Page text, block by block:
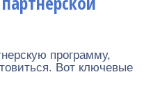
программу,
Вот ключевые